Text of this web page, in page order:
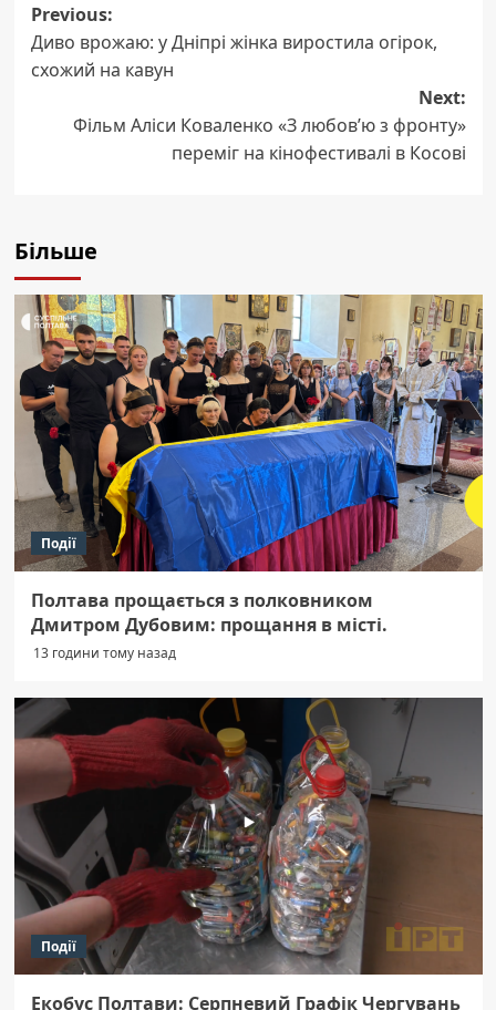
Post
navigation
Previous:
Диво врожаю: у Дніпрі жінка виростила огірок,
схожий на кавун
Next:
Фільм Аліси Коваленко «З любов’ю з фронту»
переміг на кінофестивалі в Косові
Більше
Події
Полтава прощається з полковником
Дмитром Дубовим: прощання в місті.
13 години тому назад
Події
Екобус Полтави: Серпневий Графік Чергувань